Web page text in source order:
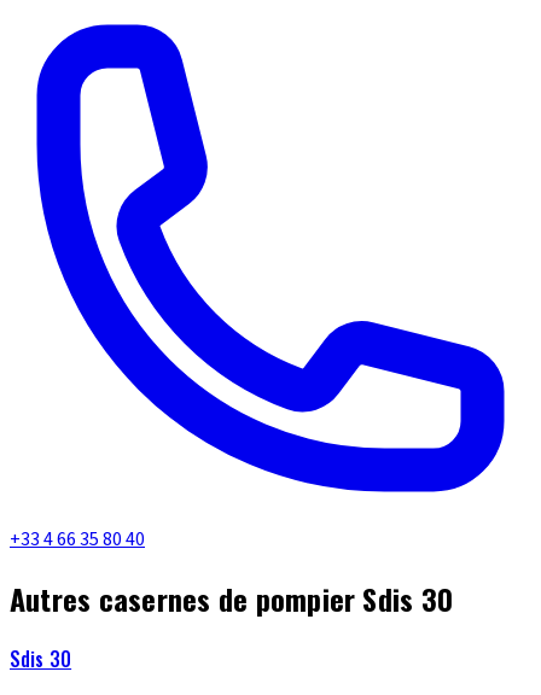
+33 4 66 35 80 40
Autres casernes de pompier Sdis 30
Sdis 30